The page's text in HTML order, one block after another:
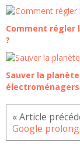
Comment régler
?
Sauver la
électroménagers